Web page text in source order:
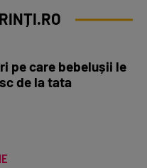
pe care bebelușii le
de la tata